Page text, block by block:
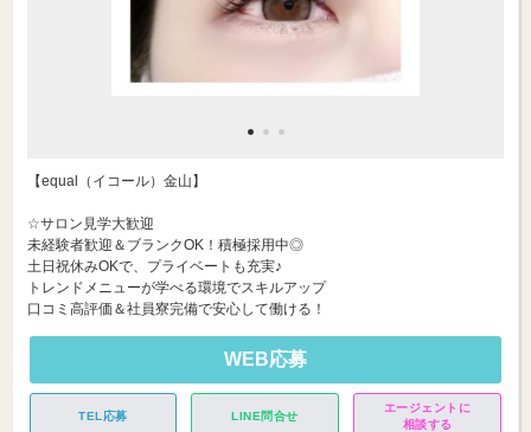
【equal（イコール）金山】
☆サロン見学大歓迎
未経験者歓迎＆ブランクOK！積極採用中◎
土日祝休みOKで、プライベートも充実♪
トレンドメニューが学べる環境でスキルアップ
口コミ高評価＆社員寮完備で安心して働ける！
WEB応募
TEL応募 LINE問合せ
エージェントに
相談する